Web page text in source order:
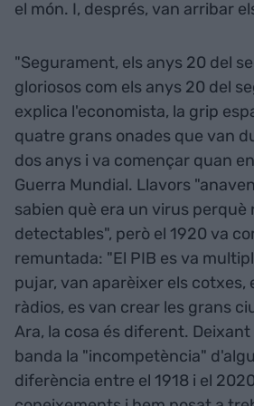
el món. I, després, van arribar
"Segurament, els anys 20 del
gloriosos com els anys 20 del
explica l'economista, la grip
quatre grans onades que van
dos anys i va començar quan
Guerra Mundial. Llavors
sabien què era un virus perquè
detectables", però el 1920 va
remuntada: "El PIB es va
pujar, van aparèixer els cotxes,
ràdios, es van crear les grans
Ara, la cosa és diferent.
banda la "incompetència"
diferència entre el 1918 i el